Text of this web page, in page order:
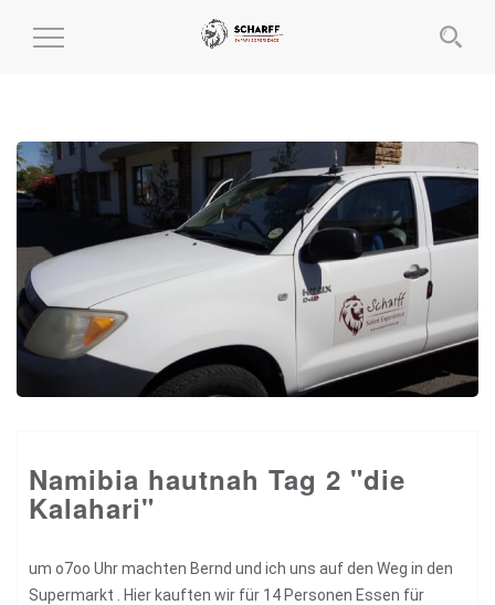
MENÜ
Namibia hautnah Tag 2 "die
Kalahari"
um o7oo Uhr machten Bernd und ich uns auf den Weg in den
Supermarkt . Hier kauften wir für 14 Personen Essen für